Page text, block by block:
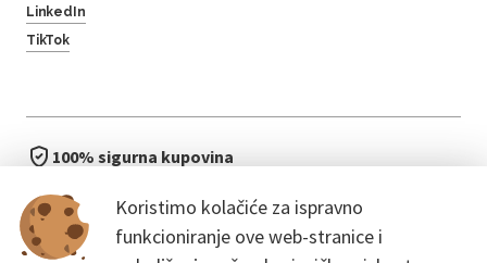
Koristimo kolačiće za ispravno
funkcioniranje ove web-stranice i
LinkedIn
TikTok
100% sigurna kupovina
bez čekanja u redu